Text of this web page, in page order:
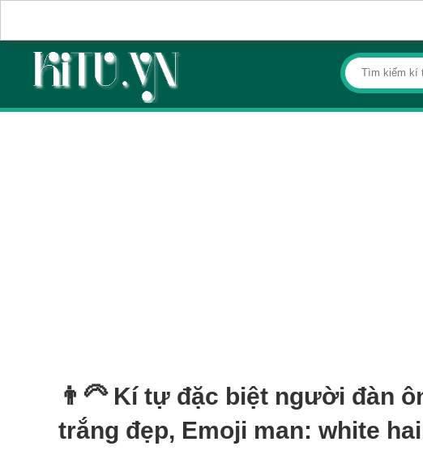
👨‍🦳 Kí tự đặc biệt người đàn
trắng đẹp, Emoji man: white